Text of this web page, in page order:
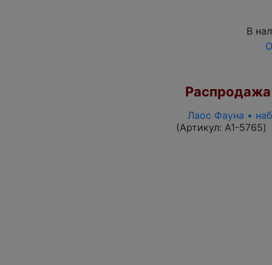
В
Распродажа
Лаос Фауна •
(Артикул: A1-5765)